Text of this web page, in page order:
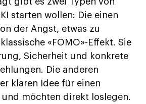
starten wollen: Die einen
der Angst, etwas zu
«FOMO»-Effekt. Sie
Sicherheit und konkrete
Die anderen
klaren Idee für einen
möchten direkt loslegen.